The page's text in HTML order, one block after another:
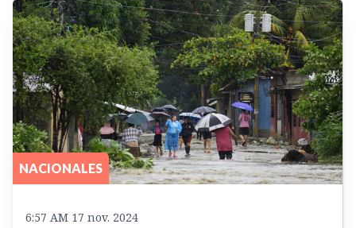
NACIONALES
6:57 AM 17 nov. 2024